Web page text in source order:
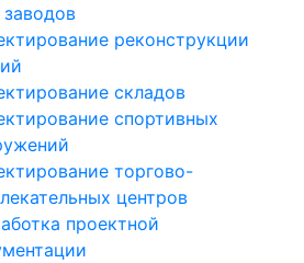
заводов
реконструкции
складов
спортивных
торгово-
центров
проектной